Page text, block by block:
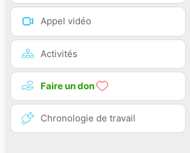
Appel vidéo
Activités
Faire un don
Chronologie de travail